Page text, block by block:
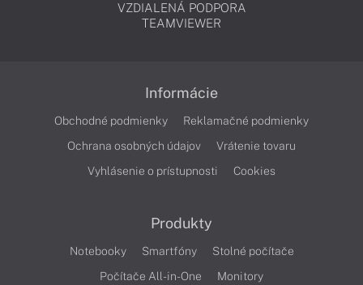
VZDIALENÁ PODPORA
TEAMVIEWER
Informácie
Obchodné podmienky
Reklamačné podmienky
Ochrana osobných údajov
Vrátenie tovaru
Vyhlásenie o prístupnosti
Cookies
Produkty
Notebooky Smartfóny
Stolné počítače
Počítače All-in-One
Monitory